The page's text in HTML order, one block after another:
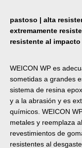
pastoso | alta
extremamente
resistente al impacto
WEICON WP es
sometidas a grandes
sistema de resina
y a la abrasión y es
químicos. WEICON
metales y reemplaza
revestimientos de
resistentes al